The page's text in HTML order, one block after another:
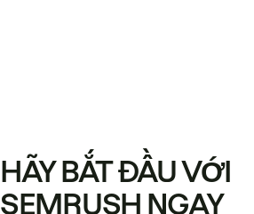
HÃY BẮT ĐẦU VỚI
SEMRUSH NGAY